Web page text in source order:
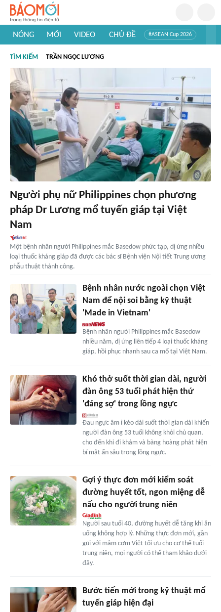
NÓNG MỚI VIDEO CHỦ ĐỀ #ASEAN Cup 2026
#Khám phá thế giới
TÌM KIẾM TRẦN NGỌC LƯƠNG
Người phụ nữ Philippines chọn phương
pháp Dr Lương mổ tuyến giáp tại Việt
Nam
Một bệnh nhân người Philippines mắc Basedow phức tạp, dị ứng nhiều
loại thuốc kháng giáp đã được các bác sĩ Bệnh viện Nội tiết Trung ương
phẫu thuật thành công.
Bệnh nhân nước ngoài chọn Việt
Nam để nội soi bằng kỹ thuật
'Made in Vietnam'
Bệnh nhân người Philippines mắc Basedow
nhiều năm, dị ứng liên tiếp 4 loại thuốc kháng
giáp, hồi phục nhanh sau ca mổ tại Việt Nam.
Khó thở suốt thời gian dài, người
đàn ông 53 tuổi phát hiện thứ
'đáng sợ' trong lồng ngực
Đau ngực âm ỉ kéo dài suốt thời gian dài khiến
người đàn ông 53 tuổi không khỏi chủ quan,
cho đến khi đi khám và bàng hoàng phát hiện
bí mật ẩn sâu trong lồng ngực.
Gợi ý thực đơn mới kiểm soát
đường huyết tốt, ngon miệng dễ
nấu cho người trung niên
Người sau tuổi 40, đường huyết dễ tăng khi ăn
uống không hợp lý. Những thực đơn mới, gần
gũi với mâm cơm Việt tối ưu cho cơ thể tuổi
trung niên, mọi người có thể tham khảo dưới
đây.
Bước tiến mới trong kỹ thuật mổ
tuyến giáp hiện đại